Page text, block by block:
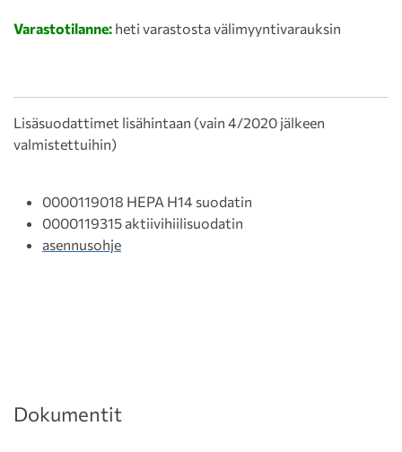
Varastotilanne: heti varastosta välimyyntivarauksin
Lisäsuodattimet lisähintaan (vain 4/2020 jälkeen
valmistettuihin)
0000119018 HEPA H14 suodatin
0000119315 aktiivihiilisuodatin
asennusohje
Dokumentit